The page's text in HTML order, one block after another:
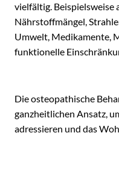
vielfältig. Beispielsweise
Nährstoffmängel,
Umwelt, Medikamente,
funktionelle
Die osteopathische
ganzheitlichen Ansatz,
adressieren und das